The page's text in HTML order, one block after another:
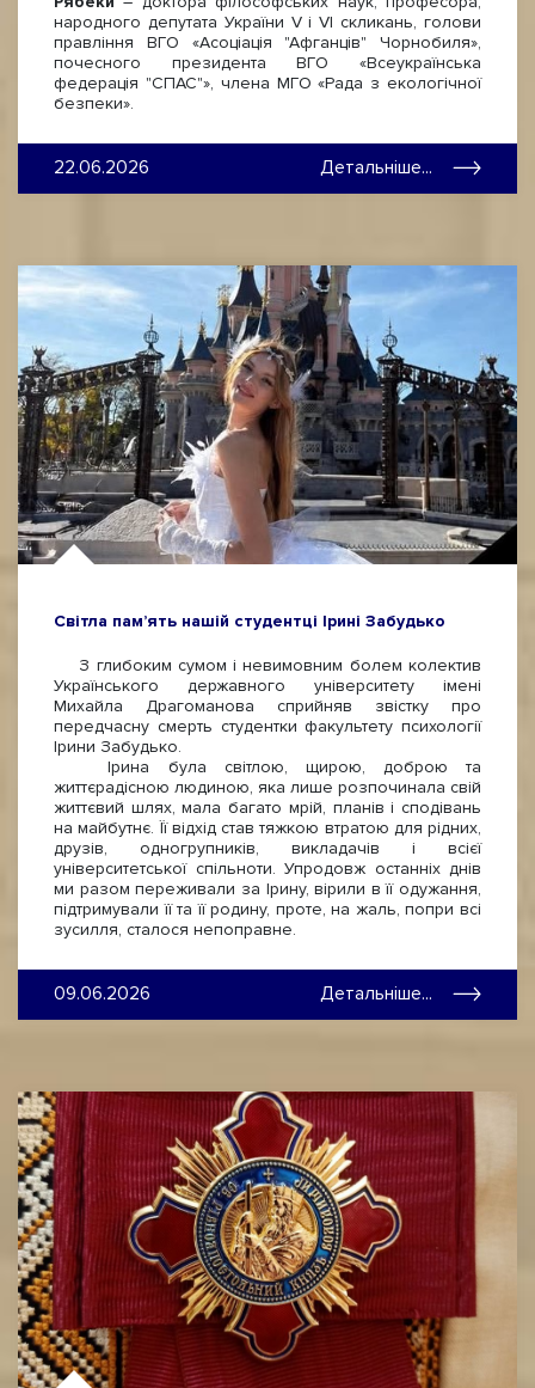
народного депутата України V і VI скликань, голови
правління ВГО «Асоціація "Афганців" Чорнобиля»,
почесного президента ВГО «Всеукраїнська
федерація "СПАС"», члена МГО «Рада з екологічної
безпеки».
22.06.2026 Детальніше...
Світла пам’ять нашій студентці Ірині Забудько
З глибоким сумом і невимовним болем колектив
Українського державного університету імені
Михайла Драгоманова сприйняв звістку про
передчасну смерть студентки факультету психології
Ірини Забудько.
Ірина була світлою, щирою, доброю та
життєрадісною людиною, яка лише розпочинала свій
життєвий шлях, мала багато мрій, планів і сподівань
на майбутнє. Її відхід став тяжкою втратою для рідних,
друзів, одногрупників, викладачів і всієї
університетської спільноти. Упродовж останніх днів
ми разом переживали за Ірину, вірили в її одужання,
підтримували її та її родину, проте, на жаль, попри всі
зусилля, сталося непоправне.
09.06.2026 Детальніше...